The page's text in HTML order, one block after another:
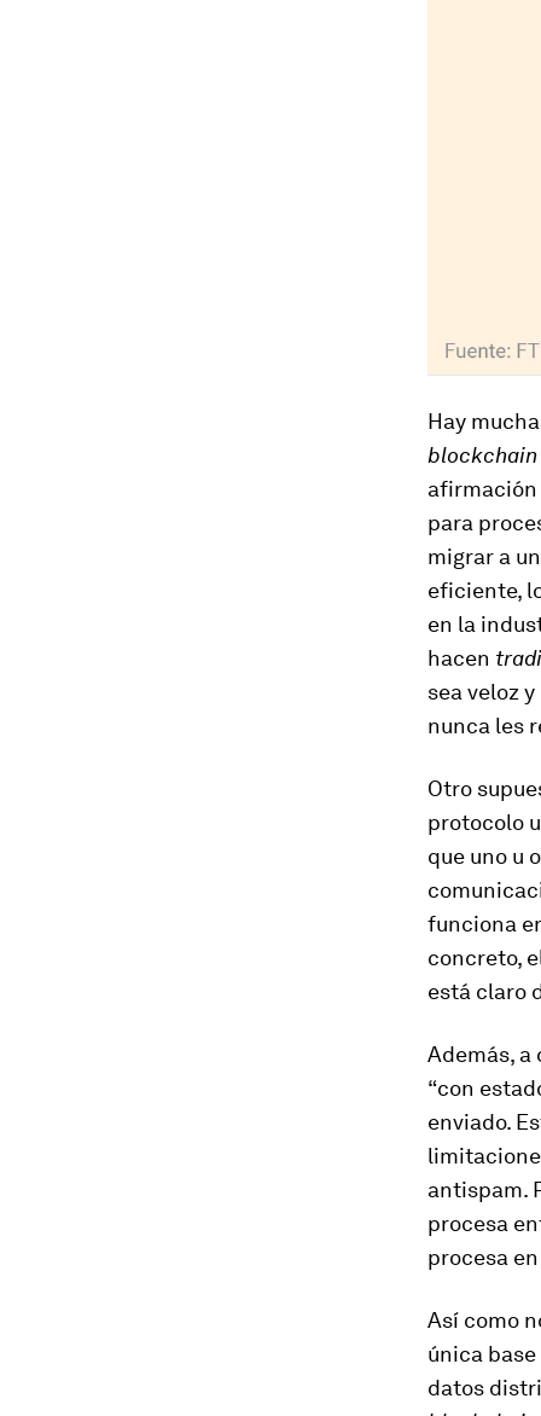
Hay
blockchain
afirmación
para
migrar a
eficiente,
en la
hacen
sea veloz
nunca les
Otro
protocolo
que uno u
funciona
concreto,
está claro
Además,
“con
enviado.
antispam.
procesa
procesa
Así como
única
datos